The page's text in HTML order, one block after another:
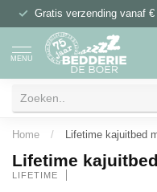
Gratis verzending vanaf €
MENU
Home / Lifetime kajuitbed
Lifetime
LIFETIME